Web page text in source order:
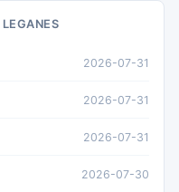
2026-07-31
2026-07-31
2026-07-31
2026-07-30